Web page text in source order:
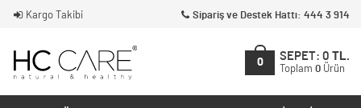
Kargo Takibi Sipariş ve Destek Hattı: 444 3 914
0
SEPET: 0 TL.
Toplam 0 Ürün